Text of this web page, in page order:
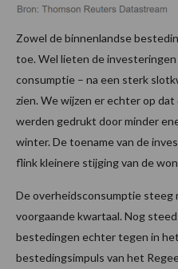
Zowel de binnenlandse
toe. Wel lieten de
consumptie – na een sterk
zien. We wijzen er echter op
werden gedrukt door minder
winter. De toename van de
flink kleinere stijging van de
De overheidsconsumptie steeg
voorgaande kwartaal. Nog
bestedingen echter tegen in
bestedingsimpuls van het